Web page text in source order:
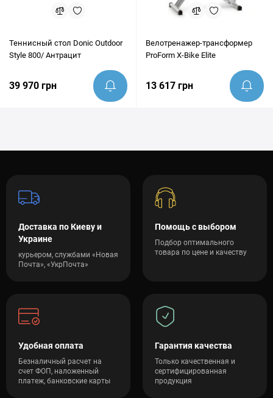
Теннисный стол Donic Outdoor
Style 800/ Антрацит
39 970 грн
Велотренажер-трансформер
ProForm X-Bike Elite
13 617 грн
Доставка по Киеву и
Украине
курьером, службами «Новая
Почта», «УкрПочта»
Помощь с выбором
Подбор оптимального
товара по цене и качеству
Удобная оплата
Безналичный расчет на
счет ФОП, наложенный
платеж, банковские карты
Гарантия качества
Только качественная и
сертифицированная
продукция